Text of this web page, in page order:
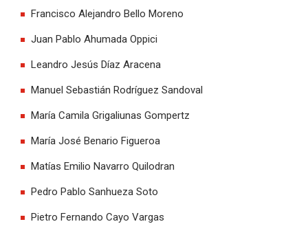
Francisco Alejandro Bello Moreno
Juan Pablo Ahumada Oppici
Leandro Jesús Díaz Aracena
Manuel Sebastián Rodríguez Sandoval
María Camila Grigaliunas Gompertz
María José Benario Figueroa
Matías Emilio Navarro Quilodran
Pedro Pablo Sanhueza Soto
Pietro Fernando Cayo Vargas